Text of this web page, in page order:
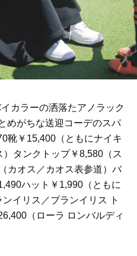
カラーの洒落たアノラック
めがちな送迎コーデのスパ
靴￥15,400（ともにナイキ
タンクトップ￥8,580（ス
カオス／カオス表参道）バ
ハット￥1,990（ともに
イリス／ブランイリス ト
（ローラ ロンバルディ